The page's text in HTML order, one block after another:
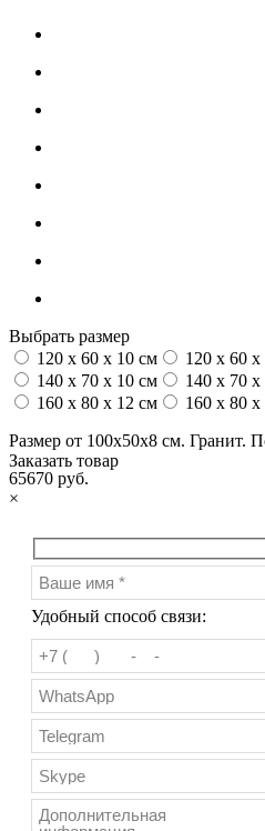
Выбрать размер
120 x 60 x 10 см
120 x 60 x
140 x 70 x 10 см
140 x 70 x
160 x 80 x 12 см
160 x 80 x
Размер от 100х50х8 см. Гранит.
65670 руб.
Заказать товар
×
Удобный способ связи: